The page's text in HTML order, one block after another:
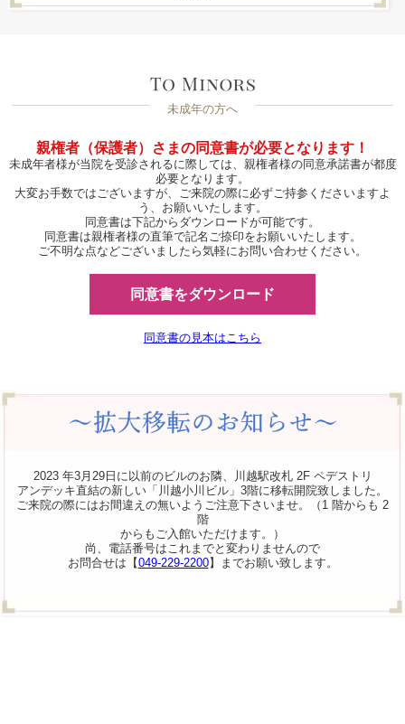
未成年の方へ
親権者（保護者）さまの同意書が必要となります！
未成年者様が当院を受診されるに際しては、親権者様の同意承諾書が都度
必要となります。
大変お手数ではございますが、ご来院の際に必ずご持参くださいますよ
う、お願いいたします。
同意書は下記からダウンロードが可能です。
同意書は親権者様の直筆で記名ご捺印をお願いいたします。
ご不明な点などございましたら気軽にお問い合わせください。
同意書をダウンロード
同意書の見本はこちら
2023 年3月29日に以前のビルのお隣、川越駅改札 2F ペデストリ
アンデッキ直結の新しい「川越小川ビル」3階に移転開院致しました。
ご来院の際にはお間違えの無いようご注意下さいませ。（1 階からも 2
階
からもご入館いただけます。）
尚、電話番号はこれまでと変わりませんので
お問合せは【049-229-2200】までお願い致します。